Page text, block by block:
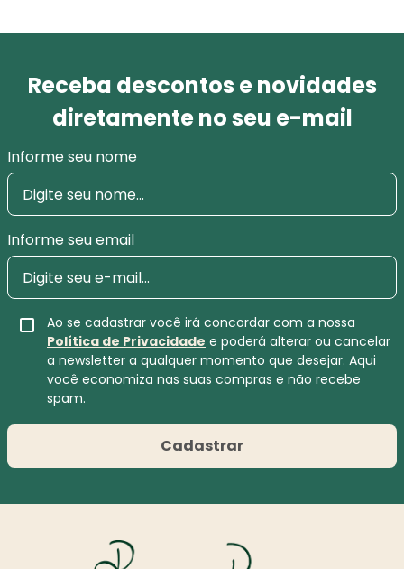
Receba descontos e novidades
diretamente no seu e-mail
Informe seu nome
Informe seu email
Ao se cadastrar você irá concordar com a nossa
Política de Privacidade e poderá alterar ou cancelar
a newsletter a qualquer momento que desejar. Aqui
você economiza nas suas compras e não recebe
spam.
Cadastrar